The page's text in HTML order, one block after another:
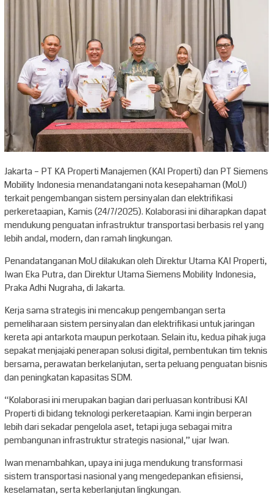
Jakarta – PT KA Properti Manajemen (KAI Properti) dan PT Siemens
Mobility Indonesia menandatangani nota kesepahaman (MoU)
terkait pengembangan sistem persinyalan dan elektrifikasi
perkeretaapian, Kamis (24/7/2025). Kolaborasi ini diharapkan dapat
mendukung penguatan infrastruktur transportasi berbasis rel yang
lebih andal, modern, dan ramah lingkungan.
Penandatanganan MoU dilakukan oleh Direktur Utama KAI Properti,
Iwan Eka Putra, dan Direktur Utama Siemens Mobility Indonesia,
Praka Adhi Nugraha, di Jakarta.
Kerja sama strategis ini mencakup pengembangan serta
pemeliharaan sistem persinyalan dan elektrifikasi untuk jaringan
kereta api antarkota maupun perkotaan. Selain itu, kedua pihak juga
sepakat menjajaki penerapan solusi digital, pembentukan tim teknis
bersama, perawatan berkelanjutan, serta peluang penguatan bisnis
dan peningkatan kapasitas SDM.
“Kolaborasi ini merupakan bagian dari perluasan kontribusi KAI
Properti di bidang teknologi perkeretaapian. Kami ingin berperan
lebih dari sekadar pengelola aset, tetapi juga sebagai mitra
pembangunan infrastruktur strategis nasional,” ujar Iwan.
Iwan menambahkan, upaya ini juga mendukung transformasi
sistem transportasi nasional yang mengedepankan efisiensi,
keselamatan, serta keberlanjutan lingkungan.